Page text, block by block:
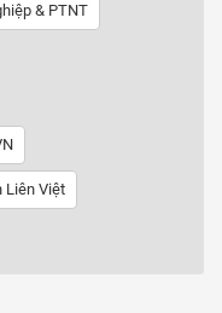
& PTNT
Liên Việt